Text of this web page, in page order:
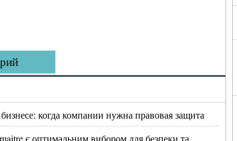
когда компании нужна правовая защита
є оптимальним вибором для безпеки та